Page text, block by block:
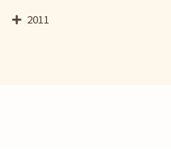
2011